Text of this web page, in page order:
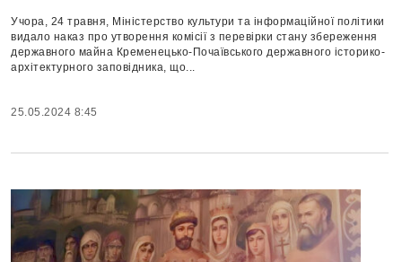
Учора, 24 травня, Міністерство культури та інформаційної політики
видало наказ про утворення комісії з перевірки стану збереження
державного майна Кременецько-Почаївського державного історико-
архітектурного заповідника, що...
25.05.2024 8:45